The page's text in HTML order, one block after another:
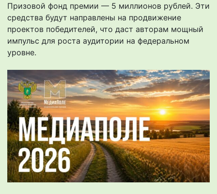
Призовой фонд премии — 5 миллионов рублей. Эти
средства будут направлены на продвижение
проектов победителей, что даст авторам мощный
импульс для роста аудитории на федеральном
уровне.